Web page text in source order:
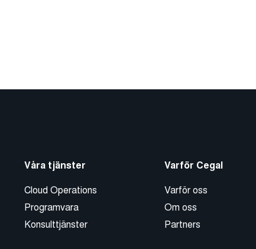
Våra tjänster
Cloud Operations
Programvara
Konsulttjänster
Varför Cegal
Varför oss
Om oss
Partners